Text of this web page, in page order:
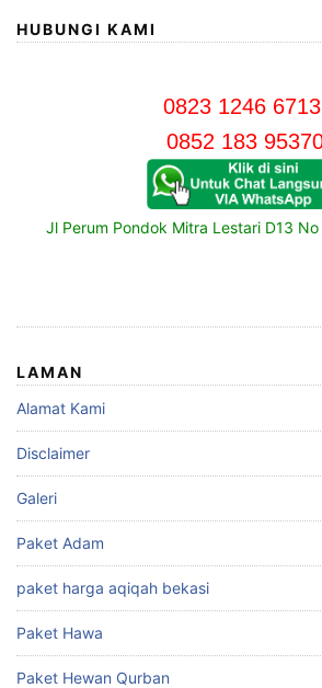
HUBUNGI KAMI
0823 1246 6713
0852 183
Jl Perum Pondok Mitra Lestari D13
LAMAN
Alamat Kami
Disclaimer
Galeri
Paket Adam
paket harga aqiqah bekasi
Paket Hawa
Paket Hewan Qurban